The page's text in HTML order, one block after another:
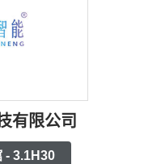
有限公司
- 3.1H30